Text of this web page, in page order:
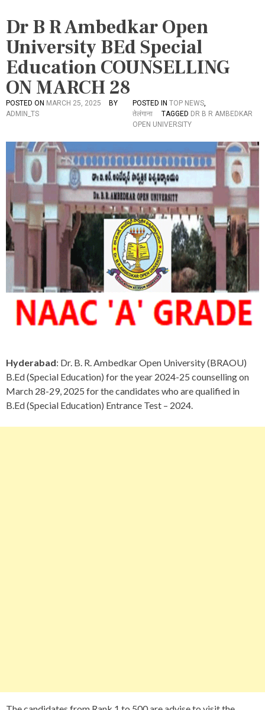
Dr B R Ambedkar Open
University BEd Special
Education COUNSELLING
ON MARCH 28
POSTED ON MARCH 25, 2025
BY
ADMIN_TS
POSTED IN TOP NEWS,
तेलंगाना
TAGGED DR B R AMBEDKAR
OPEN UNIVERSITY
Hyderabad: Dr. B. R. Ambedkar Open University (BRAOU)
B.Ed (Special Education) for the year 2024-25 counselling on
March 28-29, 2025 for the candidates who are qualified in
B.Ed (Special Education) Entrance Test – 2024.